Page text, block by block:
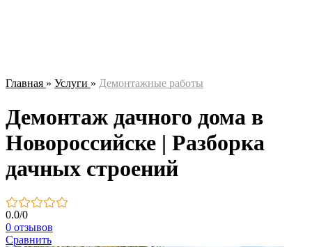
Главная » Услуги » Демонтажные работы
Демонтаж дачного дома в
Новороссийске | Разборка
дачных строений
0.0/0
0 отзывов
Сравнить